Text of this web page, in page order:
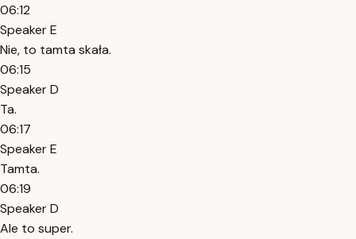
06:12
Speaker E
Nie, to tamta skała.
06:15
Speaker D
Ta.
06:17
Speaker E
Tamta.
06:19
Speaker D
Ale to super.